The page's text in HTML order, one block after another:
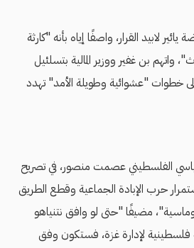
يائير لابيد القرار، واصفًا إياه بأنه "كارثة
واتهم بن غفير ووزير المالية بتسلئيل
خطوات "عشوائية وطويلة الأمد" تهدد
الفلسطيني عصمت منصور، في تصريح
حرب الإبادة الجماعية وقطع الطريق
مضيفًا "حتى لو وافق نتنياهو
لإدارة غزة، فستكون وفق